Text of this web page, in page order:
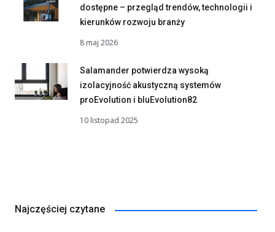
dostępne – przegląd trendów, technologii i
kierunków rozwoju branży
8 maj 2026
Salamander potwierdza wysoką
izolacyjność akustyczną systemów
proEvolution i bluEvolution82
10 listopad 2025
Najczęściej czytane